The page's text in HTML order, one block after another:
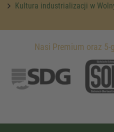
Kultura industrializacji w
Nasi Premium oraz